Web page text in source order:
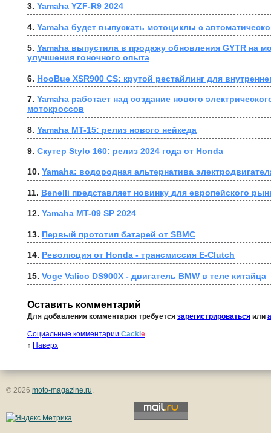
3. Yamaha YZF-R9 2024
4. Yamaha будет выпускать мотоциклы с
5. Yamaha выпустила в продажу обновления GYTR на
улучшения гоночного опыта
6. HooBue XSR900 CS: крутой рестайлинг для
7. Yamaha работает над создание нового
мотокроссов
8. Yamaha MT-15: релиз нового нейкеда
9. Скутер Stylo 160: релиз 2024 года от Honda
10. Yamaha: водородная альтернатива
11. Benelli представляет новинку для европейского
12. Yamaha MT-09 SP 2024
13. Первый прототип батарей от SBMC
14. Революция от Honda - трансмиссия E-Clutch
15. Voge Valico DS900X - двигатель BMW в теле китайца
Оставить комментарий
Для добавления комментария требуется зарегистрироваться или
Социальные комментарии Cackle
↑ Наверх
© 2026 moto-magazine.ru.